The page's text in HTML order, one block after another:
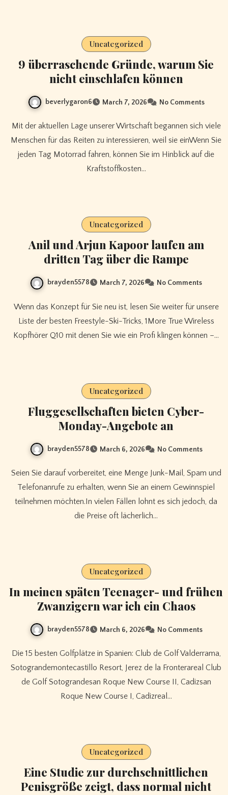
Uncategorized
9 überraschende Gründe, warum Sie
nicht einschlafen können
beverlygaron6 March 7, 2026 No Comments
Mit der aktuellen Lage unserer Wirtschaft begannen sich viele
Menschen für das Reiten zu interessieren, weil sie einWenn Sie
jeden Tag Motorrad fahren, können Sie im Hinblick auf die
Kraftstoffkosten…
Uncategorized
Anil und Arjun Kapoor laufen am
dritten Tag über die Rampe
brayden5578 March 7, 2026 No Comments
Wenn das Konzept für Sie neu ist, lesen Sie weiter für unsere
Liste der besten Freestyle-Ski-Tricks, 1More True Wireless
Kopfhörer Q10 mit denen Sie wie ein Profi klingen können –…
Uncategorized
Fluggesellschaften bieten Cyber-
Monday-Angebote an
brayden5578 March 6, 2026 No Comments
Seien Sie darauf vorbereitet, eine Menge Junk-Mail, Spam und
Telefonanrufe zu erhalten, wenn Sie an einem Gewinnspiel
teilnehmen möchten.In vielen Fällen lohnt es sich jedoch, da
die Preise oft lächerlich…
Uncategorized
In meinen späten Teenager- und frühen
Zwanzigern war ich ein Chaos
brayden5578 March 6, 2026 No Comments
Die 15 besten Golfplätze in Spanien: Club de Golf Valderrama,
Sotograndemontecastillo Resort, Jerez de la Fronterareal Club
de Golf Sotograndesan Roque New Course II, Cadizsan
Roque New Course I, Cadizreal…
Uncategorized
Eine Studie zur durchschnittlichen
Penisgröße zeigt, dass normal nicht